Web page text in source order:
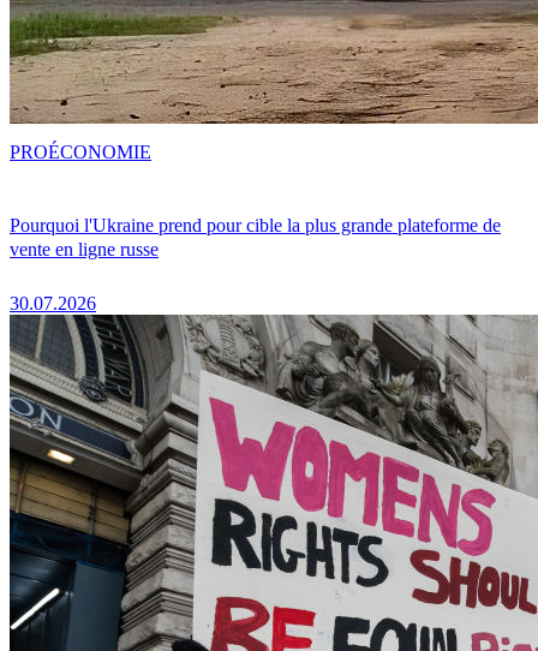
Pourquoi l'Ukraine prend pour cible la plus grande plateforme de
vente en ligne russe
30.07.2026
PROÉCONOMIE